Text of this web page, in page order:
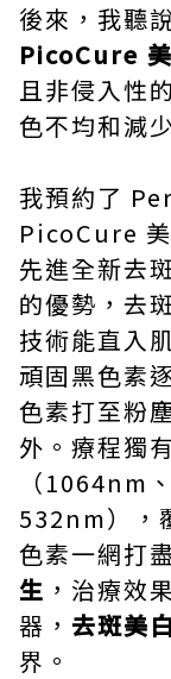
後來，我聽
PicoCure
且非侵入性
色不均和減
我預約了
PicoCure
先進全新去
的優勢，去
技術能直入
頑固黑色素
色素打至粉
外。療程獨
（1064nm
532nm），
色素一網打
生 ，治療效
器， 去斑美白
界。